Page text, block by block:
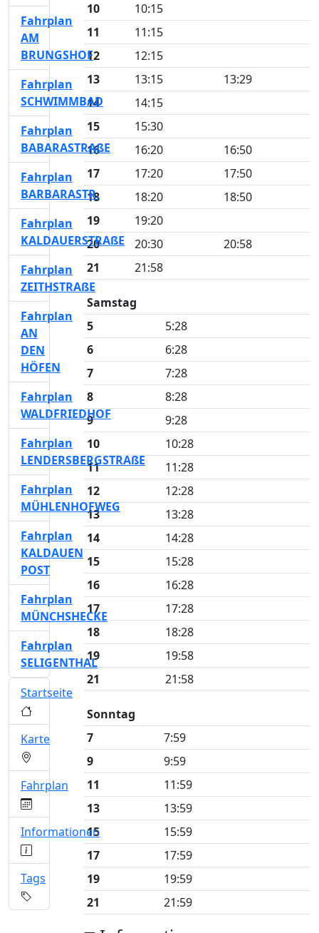
10
10:15
11
11:15
12
12:15
13
13:15
13:29
14
14:15
15
15:30
16
16:20
16:50
17
17:20
17:50
18
18:20
18:50
19
19:20
20
20:30
20:58
21
21:58
Samstag
5
5:28
6
6:28
7
7:28
8
8:28
9
9:28
10
10:28
11
11:28
12
12:28
13
13:28
14
14:28
15
15:28
16
16:28
17
17:28
18
18:28
19
19:58
21
21:58
Sonntag
7
7:59
9
9:59
11
11:59
13
13:59
15
15:59
17
17:59
19
19:59
21
21:59
Fahrplan
AM
BRUNGSHOF
Fahrplan
SCHWIMMBAD
Fahrplan
BABARASTRAßE
Fahrplan
BARBARASTR.
Fahrplan
KALDAUERSTRAßE
Fahrplan
ZEITHSTRAßE
Fahrplan
AN
DEN
HÖFEN
Fahrplan
WALDFRIEDHOF
Fahrplan
LENDERSBERGSTRAßE
Fahrplan
MÜHLENHOFWEG
Fahrplan
KALDAUEN
POST
Fahrplan
MÜNCHSHECKE
Fahrplan
SELIGENTHAL
Startseite
Karte
Fahrplan
Informationen
Tags